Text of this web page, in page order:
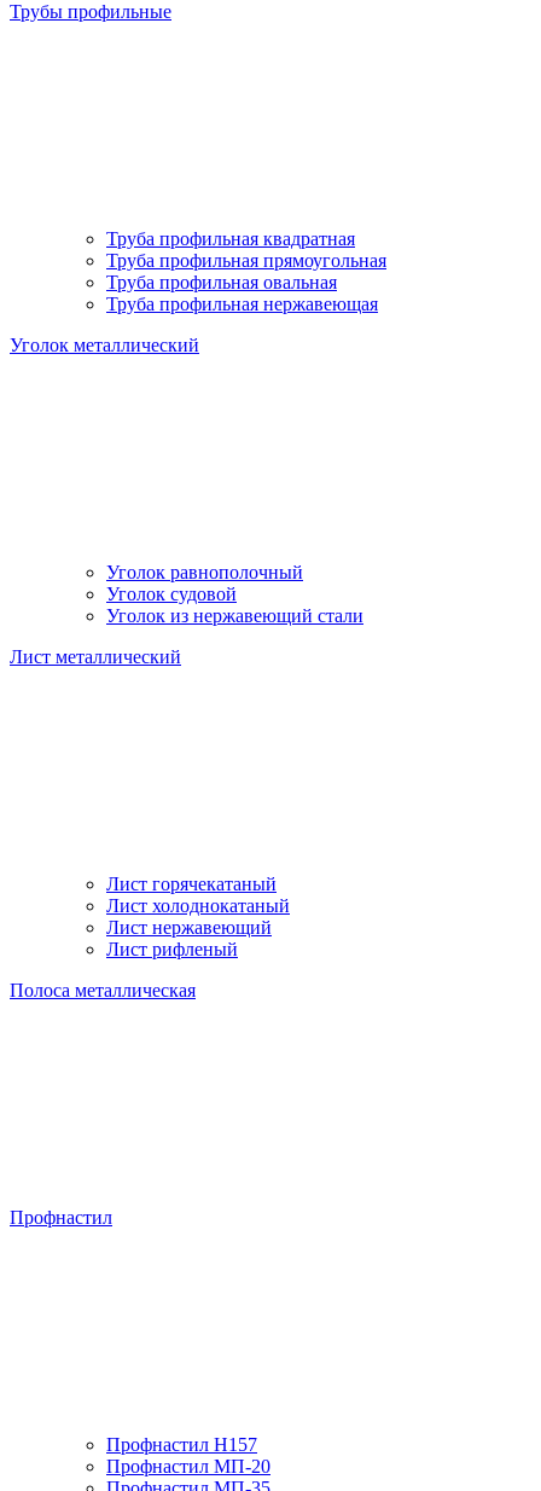
Трубы профильные
Труба профильная квадратная
Труба профильная прямоугольная
Труба профильная овальная
Труба профильная нержавеющая
Уголок металлический
Уголок равнополочный
Уголок судовой
Уголок из нержавеющий стали
Лист металлический
Лист горячекатаный
Лист холоднокатаный
Лист нержавеющий
Лист рифленый
Полоса металлическая
Профнастил
Профнастил H157
Профнастил МП-20